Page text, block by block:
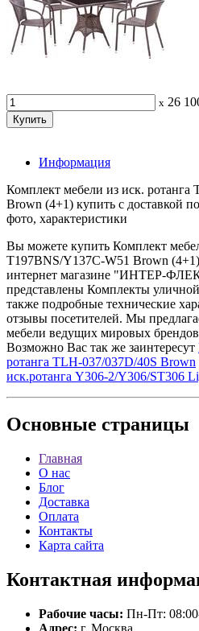
x 26
Информация
Комплект мебели из иск. ротанга
Brown (4+1) купить с доставкой
фото, характеристики
Вы можете купить Комплект
T197BNS/Y137C-W51 Brown (4+1)
интернет магазине "ИНТЕР-
представлены Комплекты
также подробные технические
отзывы посетителей. Мы
мебели ведущих мировых брендов
Возможно Вас так же заинтересут
ротанга TLH-037/037D/40S Brown
иск.ротанга Y306-2/Y306/ST306
Основные страницы
Главная
О нас
Блог
Доставка
Оплата
Контакты
Карта сайта
Контактная
Рабочие часы: Пн-Пт: